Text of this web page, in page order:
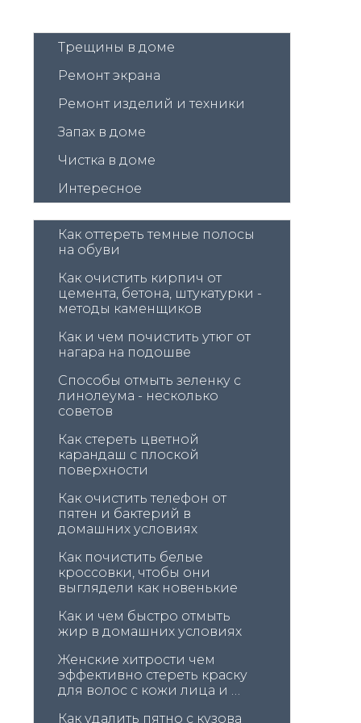
Трещины в доме
Ремонт экрана
Ремонт изделий и техники
Запах в доме
Чистка в доме
Интересное
Как оттереть темные полосы
на обуви
Как очистить кирпич от
цемента, бетона, штукатурки -
методы каменщиков
Как и чем почистить утюг от
нагара на подошве
Способы отмыть зеленку с
линолеума - несколько
советов
Как стереть цветной
карандаш с плоской
поверхности
Как очистить телефон от
пятен и бактерий в
домашних условиях
Как почистить белые
кроссовки, чтобы они
выглядели как новенькие
Как и чем быстро отмыть
жир в домашних условиях
Женские хитрости чем
эффективно стереть краску
для волос с кожи лица и
Как удалить пятно с кузова